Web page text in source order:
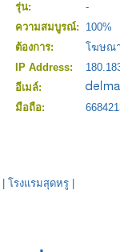
รุ่น:
-
ความสมบูรณ์:
100%
ต้องการ:
โฆษณ
IP Address:
อีเมล์:
มือถือ:
โรงแรมสุดหรู